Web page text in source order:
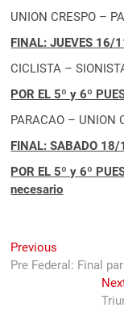
UNION CRESPO –
FINAL: JUEVES 16/
CICLISTA –
POR EL 5º y 6º
PARACAO – UNION
FINAL: SABADO
POR EL 5º y 6º
necesario
Navegación
de
Previous
post:
Pre Federal: Final